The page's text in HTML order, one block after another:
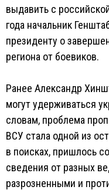
выдавить с
года начальник
президенту о
региона от боевиков.
Ранее Александр
могут удерживаться
словам, проблема
ВСУ стала одной из
в поисках, пришлось
сведения от разных
разрозненными и